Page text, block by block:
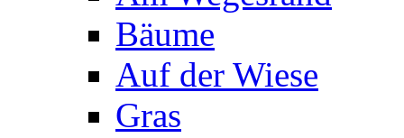
Bäume
Auf der Wiese
Gras